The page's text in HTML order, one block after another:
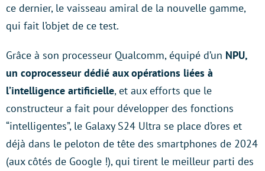
ce dernier, le vaisseau amiral de la nouvelle gamme,
qui fait l’objet de ce test.
Grâce à son processeur Qualcomm, équipé d’un NPU,
un coprocesseur dédié aux opérations liées à
l’intelligence artificielle, et aux efforts que le
constructeur a fait pour développer des fonctions
“intelligentes”, le Galaxy S24 Ultra se place d’ores et
déjà dans le peloton de tête des smartphones de 2024
(aux côtés de Google !), qui tirent le meilleur parti des